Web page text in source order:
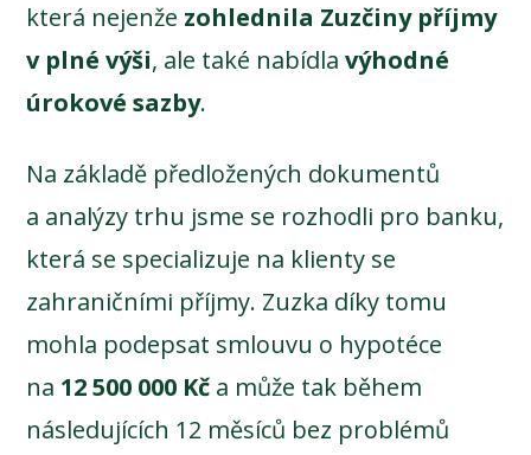
která nejenže zohlednila Zuzčiny příjmy
v plné výši, ale také nabídlavýhodné
úrokové sazby.
Na základě předložených dokumentů
a analýzy trhu jsme se rozhodli pro banku,
která se specializuje na klienty se
zahraničními příjmy. Zuzka díky tomu
mohla podepsat smlouvu o hypotéce
na 12 500 000 Kč a může tak během
následujících 12 měsíců bez problémů